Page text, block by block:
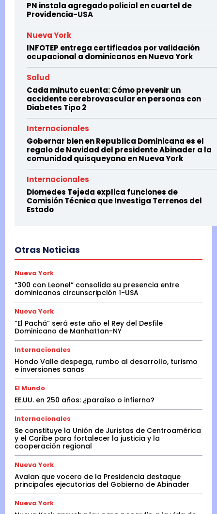
PN instala agregado policial en cuartel de
Providencia-USA
Nueva York
INFOTEP entrega certificados por validación
ocupacional a dominicanos en Nueva York
Salud
Cada minuto cuenta: Cómo prevenir un
accidente cerebrovascular en personas con
Diabetes Tipo 2
Internacionales
Gobernar bien en Republica Dominicana es el
regalo de Navidad del presidente Abinader a la
comunidad quisqueyana en Nueva York
Internacionales
Diomedes Tejeda explica funciones de
Comisión Técnica que Investiga Terrenos del
Estado
Otras Noticias
Nueva York
“300 con Leonel” consolida su presencia entre
dominicanos circunscripción 1-USA
Nueva York
“El Pachá” será este año el Rey del Desfile
Dominicano de Manhattan-NY
Internacionales
Hondo Valle despega, rumbo al desarrollo, turismo
e inversiones sanas
El Mundo
EE.UU. en 250 años: ¿paraíso o infierno?
Internacionales
Se constituye la Unión de Juristas de Centroamérica
y el Caribe para fortalecer la justicia y la
cooperación regional
Nueva York
Avalan que vocero de la Presidencia destaque
principales ejecutorias del Gobierno de Abinader
Nueva York